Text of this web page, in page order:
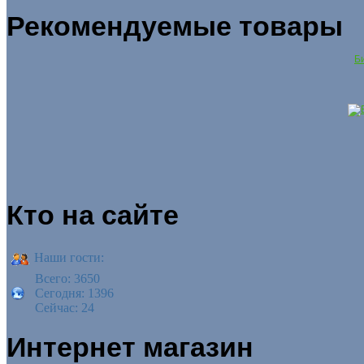
Рекомендуемые товары
Кто на сайте
Наши гости:
Всего: 3650
Сегодня: 1396
Сейчас: 24
Интернет магазин